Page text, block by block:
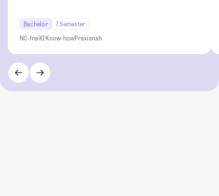
Bachelor
7 Semester
NC-freiKI Know-howPraxisnah